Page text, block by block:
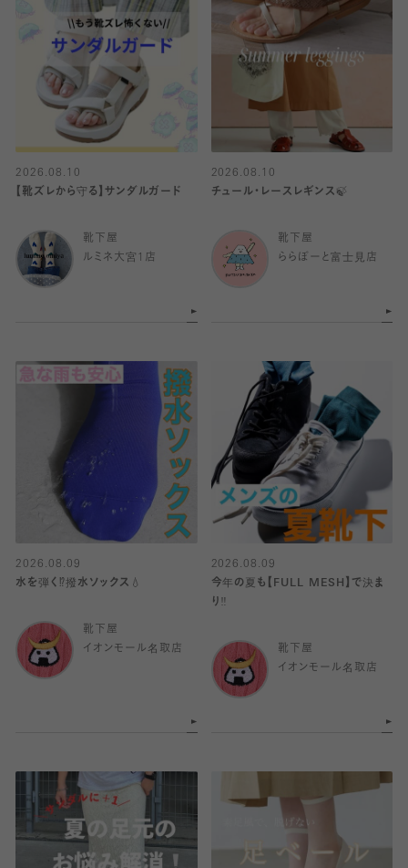
2026.08.10
【靴ズレから守る】サンダルガード
靴下屋
ルミネ大宮1店
2026.08.10
チュール・レースレギンス🍃
靴下屋
ららぽーと富士見店
2026.08.09
水を弾く⁉️撥水ソックス💧
靴下屋
イオンモール名取店
2026.08.09
今年の夏も【FULL MESH】で決ま
り️‼️
靴下屋
イオンモール名取店